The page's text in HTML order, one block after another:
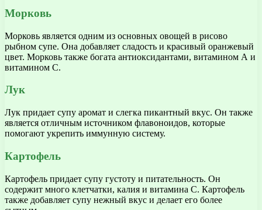
Морковь
Морковь является одним из основных овощей в рисово
рыбном супе. Она добавляет сладость и красивый оранжевый
цвет. Морковь также богата антиоксидантами, витамином А и
витамином C.
Лук
Лук придает супу аромат и слегка пикантный вкус. Он также
является отличным источником флавоноидов, которые
помогают укрепить иммунную систему.
Картофель
Картофель придает супу густоту и питательность. Он
содержит много клетчатки, калия и витамина C. Картофель
также добавляет супу нежный вкус и делает его более